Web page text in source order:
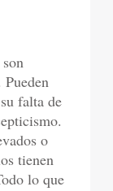
falta de
o
tienen
lo que